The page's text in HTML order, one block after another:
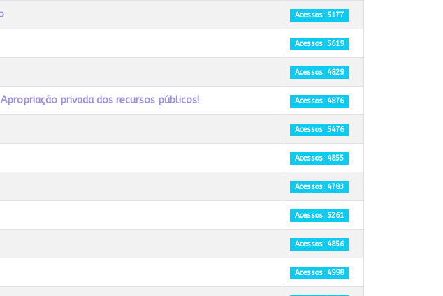
Acessos: 5177
Acessos: 5619
Acessos: 4829
privada dos recursos públicos! Acessos: 4876
Acessos: 5476
Acessos: 4855
Acessos: 4783
Acessos: 5261
Acessos: 4856
Acessos: 4998